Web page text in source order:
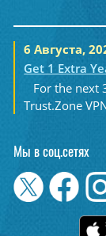
6 Августа,
Get 1 Extra
For the next
Trust.Zone
Мы в соц.сетях